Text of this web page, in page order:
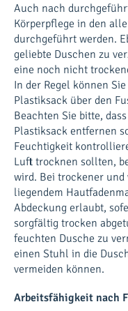
Auch nach
Körperpflege in den
durchgeführt werden.
geliebte Duschen zu
eine noch nicht
In der Regel können
Plastiksack über den
Beachten Sie bitte,
Plastiksack entfernen
Feuchtigkeit
Luft trocknen sollten,
wird. Bei trockener und
liegendem
Abdeckung erlaubt,
sorgfältig trocken
feuchten Dusche zu
einen Stuhl in die
vermeiden können.
Arbeitsfähigkeit nach